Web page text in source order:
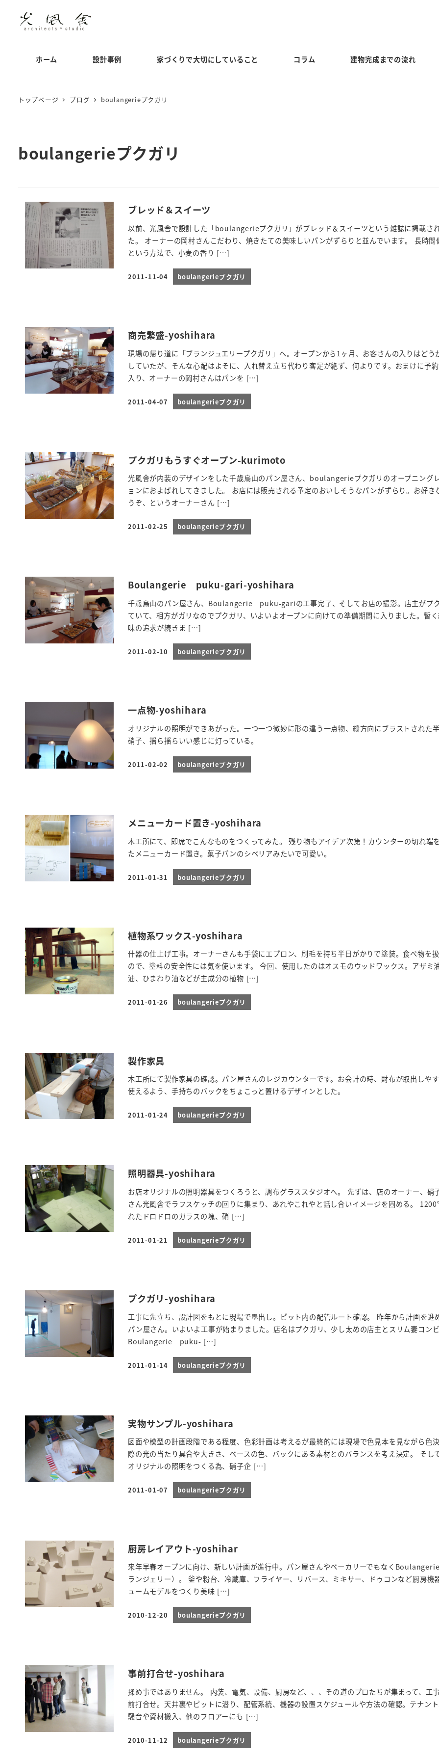
ホーム 設計事例 家づくりで大切にしていること コラム 建物完成までの流れ
トップページ ブログ boulangerieプクガリ
boulangerieプクガリ
ブレッド＆スイーツ
以前、光風舎で設計した「boulangerieプクガリ」がブレッド＆スイーツという雑誌に掲載さ
た。 オーナーの岡村さんこだわり、焼きたての美味しいパンがずらりと並んでいます。 長時間
という方法で、小麦の香り […]
投稿日
2011-11-04 boulangerieプクガリ
商売繁盛-yoshihara
現場の帰り道に「ブランジュエリープクガリ」へ。オープンから1ヶ月、お客さんの入りはどう
していたが、そんな心配はよそに、入れ替え立ち代わり客足が絶ず、何よりです。おまけに予
入り、オーナーの岡村さんはパンを […]
投稿日
2011-04-07 boulangerieプクガリ
プクガリもうすぐオープン-kurimoto
光風舎が内装のデザインをした千歳烏山のパン屋さん、boulangerieプクガリのオープニング
ョンにおよばれしてきました。 お店には販売される予定のおいしそうなパンがずらり。お好き
うぞ、というオーナーさん […]
投稿日
2011-02-25 boulangerieプクガリ
Boulangerie puku-gari-yoshihara
千歳烏山のパン屋さん、Boulangerie puku-gariの工事完了、そしてお店の撮影。店主がプ
ていて、相方がガリなのでプクガリ、いよいよオープンに向けての準備期間に入りました。暫く
味の追求が続きま […]
投稿日
2011-02-10 boulangerieプクガリ
一点物-yoshihara
オリジナルの照明ができあがった。一つ一つ微妙に形の違う一点物、縦方向にブラストされた
硝子、揺ら揺らいい感じに灯っている。
投稿日
2011-02-02 boulangerieプクガリ
メニューカード置き-yoshihara
木工所にて、即席でこんなものをつくってみた。 残り物もアイデア次第！カウンターの切れ端
たメニューカード置き。菓子パンのシベリアみたいで可愛い。
投稿日
2011-01-31 boulangerieプクガリ
植物系ワックス-yoshihara
什器の仕上げ工事。オーナーさんも手袋にエプロン、刷毛を持ち半日がかりで塗装。食べ物を
ので、塗料の安全性には気を使います。 今回、使用したのはオスモのウッドワックス。アザミ
油、ひまわり油などが主成分の植物 […]
投稿日
2011-01-26 boulangerieプクガリ
製作家具
木工所にて製作家具の確認。パン屋さんのレジカウンターです。お会計の時、財布が取出しや
使えるよう、手持ちのバックをちょこっと置けるデザインとした。
投稿日
2011-01-24 boulangerieプクガリ
照明器具-yoshihara
お店オリジナルの照明器具をつくろうと、調布グラススタジオへ。 先ずは、店のオーナー、硝
さん光風舎でラフスケッチの回りに集まり、あれやこれやと話し合いイメージを固める。
れたドロドロのガラスの塊、硝 […]
投稿日
2011-01-21 boulangerieプクガリ
プクガリ-yoshihara
工事に先立ち、設計図をもとに現場で墨出し。ピット内の配管ルート確認。 昨年から計画を進
パン屋さん。いよいよ工事が始まりました。店名はプクガリ、少し太めの店主とスリム妻コン
Boulangerie puku- […]
投稿日
2011-01-14 boulangerieプクガリ
実物サンプル-yoshihara
図面や模型の計画段階である程度、色彩計画は考えるが最終的には現場で色見本を見ながら色
際の光の当たり具合や大きさ、ベースの色、バックにある素材とのバランスを考え決定。 そし
オリジナルの照明をつくる為、硝子企 […]
投稿日
2011-01-07 boulangerieプクガリ
厨房レイアウト-yoshihar
来年早春オープンに向け、新しい計画が進行中。パン屋さんやベーカリーでもなく
ランジェリー）。 釜や粉台、冷蔵庫、フライヤー、リバース、ミキサー、ドゥコンなど厨房機
ュームモデルをつくり美味 […]
投稿日
2010-12-20 boulangerieプクガリ
事前打合せ-yoshihara
揉め事ではありません。 内装、電気、設備、厨房など、、、その道のプロたちが集まって、工
前打合せ。天井裏やピットに潜り、配管系統、機器の設置スケジュールや方法の確認。テナント
騒音や資材搬入、他のフロアーにも […]
投稿日
2010-11-12 boulangerieプクガリ